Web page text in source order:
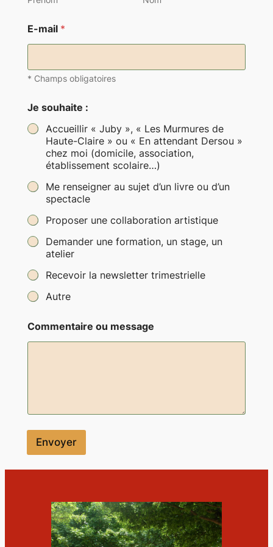
N
o
m
e
s
a
g
e
E-mail *
* Champs obligatoires
Je souhaite :
Accueillir « Juby », « Les Murmures de
Haute-Claire » ou « En attendant Dersou »
chez moi (domicile, association,
établissement scolaire…)
Me renseigner au sujet d’un livre ou d’un
spectacle
Proposer une collaboration artistique
Demander une formation, un stage, un
atelier
Recevoir la newsletter trimestrielle
Autre
Commentaire ou message
Envoyer